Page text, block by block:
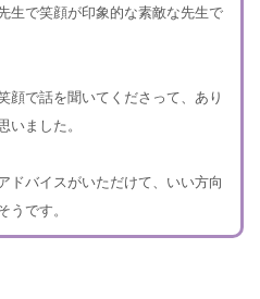
生で笑顔が印象的な素敵な先生で
顔で話を聞いてくださって、あり
いました。
ドバイスがいただけて、いい方向
うです。